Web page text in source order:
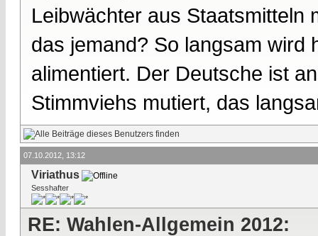
Leibwächter aus Staatsmitteln
das jemand? So langsam wird
alimentiert. Der Deutsche ist
Stimmviehs mutiert, das
07.10.2012, 13:12
Viriathus
Sesshafter
RE: Wahlen-Allgemein 2012: